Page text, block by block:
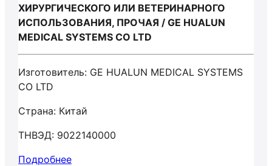
ХИРУРГИЧЕСКОГО ИЛИ ВЕТЕРИНАРНОГО
ИСПОЛЬЗОВАНИЯ, ПРОЧАЯ / GE HUALUN
MEDICAL SYSTEMS CO LTD
Изготовитель: GE HUALUN MEDICAL SYSTEMS
CO LTD
Страна: Китай
ТНВЭД: 9022140000
Подробнее